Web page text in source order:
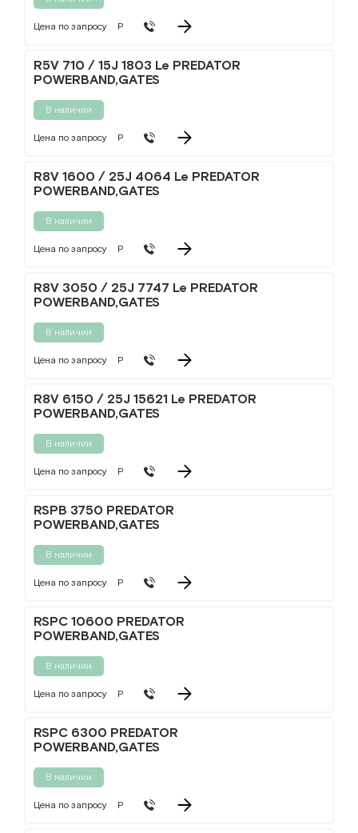
Цена по запросу Р
R5V 710 / 15J 1803 Le PREDATOR
POWERBAND,GATES
В наличии
Цена по запросу Р
R8V 1600 / 25J 4064 Le PREDATOR
POWERBAND,GATES
В наличии
Цена по запросу Р
R8V 3050 / 25J 7747 Le PREDATOR
POWERBAND,GATES
В наличии
Цена по запросу Р
R8V 6150 / 25J 15621 Le PREDATOR
POWERBAND,GATES
В наличии
Цена по запросу Р
RSPB 3750 PREDATOR
POWERBAND,GATES
В наличии
Цена по запросу Р
RSPC 10600 PREDATOR
POWERBAND,GATES
В наличии
Цена по запросу Р
RSPC 6300 PREDATOR
POWERBAND,GATES
В наличии
Цена по запросу Р